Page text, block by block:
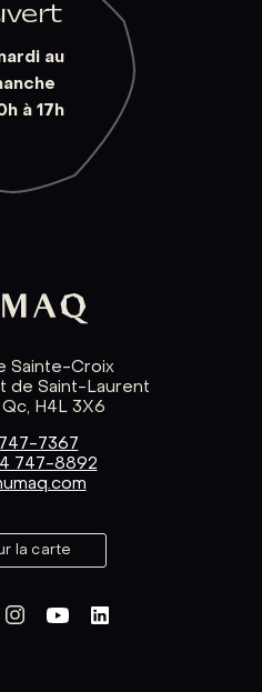
au
à 17h
Sainte-Croix
de Saint-Laurent
H4L 3X6
7367
747-8892
la carte